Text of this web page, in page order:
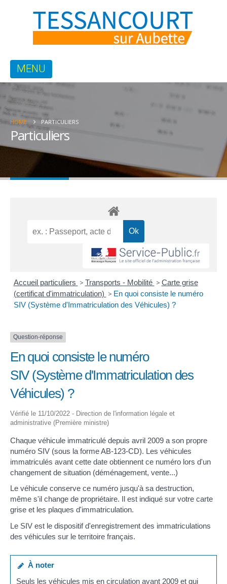
HOME PARTICULIERS
Particuliers
Accueil particuliers > Transports - Mobilité > Carte grise
(certificat d'immatriculation) > En quoi consiste le numéro
SIV (Système d'Immatriculation des Véhicules) ?
Question-réponse
En quoi consiste le numéro
SIV (Système d'Immatriculation des
Véhicules) ?
Vérifié le 11/10/2022 - Direction de l'information légale et
administrative (Première ministre)
Chaque véhicule immatriculé depuis avril 2009 a son propre
numéro SIV (sous la forme AB-123-CD). Les véhicules
immatriculés avant cette date obtiennent ce numéro lors d'un
changement de situation (déménagement, vente...)
Le véhicule conserve ce numéro jusqu'à sa destruction,
même s'il change de propriétaire. Il est indiqué sur votre carte
grise et les plaques d'immatriculation.
Le SIV est le dispositif d'enregistrement des immatriculations
des véhicules sur le territoire français.
À noter
Seuls les véhicules mis en circulation avant 2009 et qui